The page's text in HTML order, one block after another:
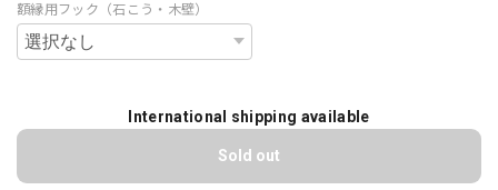
額縁用フック（石こう・木壁）
International shipping available
Sold out